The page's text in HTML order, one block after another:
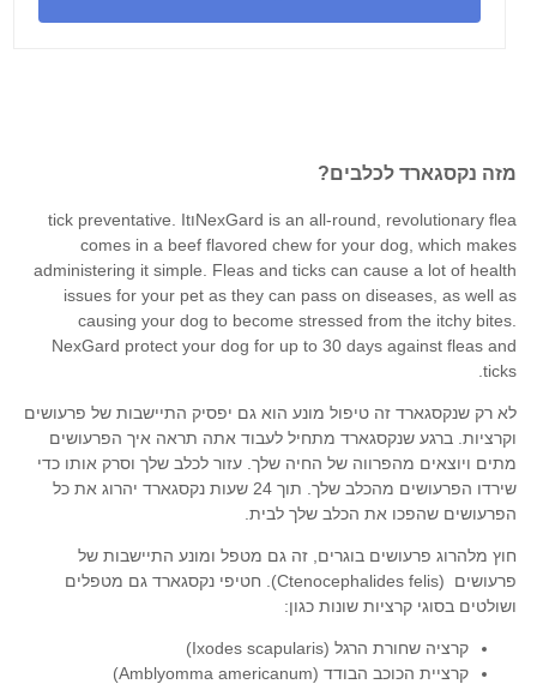
מזה נקסגארד לכלבים?
NexGard is an all-round, revolutionary flea ו tick preventative. It
comes in a beef flavored chew for your dog , which makes
administering it simple. Fleas and ticks can cause a lot of health
issues for your pet as they can pass on diseases, as well as
causing your dog to become stressed from the itchy bites.
NexGard protect your dog for up to 30 days against fleas and
ticks.
לא רק שנקסגארד זה טיפול מונע הוא גם יפסיק התיישבות של פרעושים
וקרציות. ברגע שנקסגארד מתחיל לעבוד אתה תראה איך הפרעושים
מתים ויוצאים מהפרווה של החיה שלך. עזור לכלב שלך וסרק אותו כדי
שירדו הפרעושים מהכלב שלך. תוך 24 שעות נקסגארד יהרוג את כל
הפרעושים שהפכו את הכלב שלך לבית.
חוץ מלהרוג פרעושים בוגרים, זה גם מטפל ומונע התיישבות של
פרעושים (Ctenocephalides felis). חטיפי נקסגארד גם מטפלים
ושולטים בסוגי קרציות שונות כגון:
קרציה שחורת הרגל (Ixodes scapularis)
קרציית הכוכב הבודד (Amblyomma americanum)